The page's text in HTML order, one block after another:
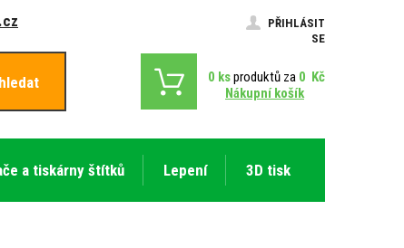
PŘIHLÁSIT
SE
0 ksproduktů za 0 Kč
Nákupní košík
a tiskárny štítků Lepení 3D tisk